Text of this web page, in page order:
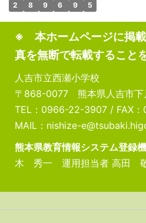
2 8 9 6 9 5
※ 本ホームページに掲
真を無断で転載すること
人吉市立西瀬小学校
〒868-0077 熊本県人吉市下
TEL：0966-22-3907 / FAX
MAIL：nishize-
熊本県教育情報システム登録
木 秀一 運用担当者 高田